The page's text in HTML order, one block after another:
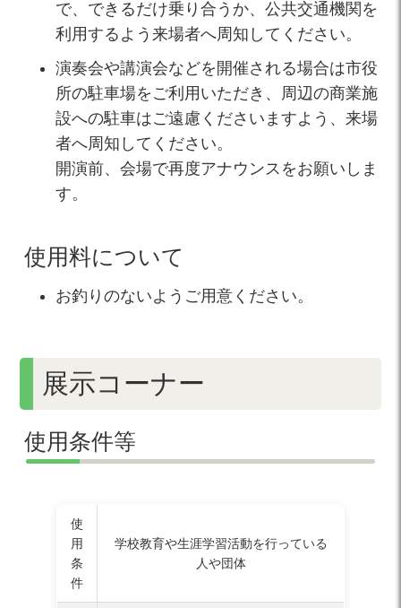
で、できるだけ乗り合うか、公共交通機関を
利用するよう来場者へ周知してください。
演奏会や講演会などを開催される場合は市役
所の駐車場をご利用いただき、周辺の商業施
設への駐車はご遠慮くださいますよう、来場
者へ周知してください。
開演前、会場で再度アナウンスをお願いしま
す。
使用料について
お釣りのないようご用意ください。
展示コーナー
使用条件等
使
用
条
件
学校教育や生涯学習活動を行っている
人や団体